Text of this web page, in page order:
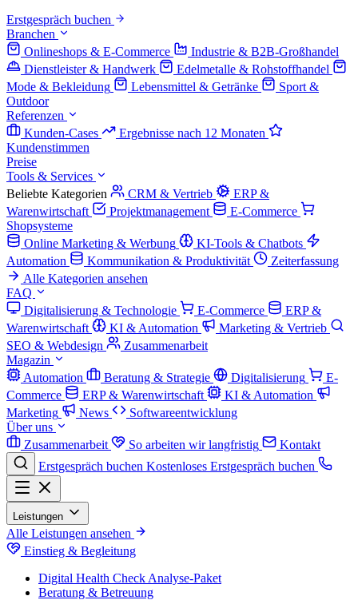
Erstgespräch buchen
Branchen
Onlineshops & E-Commerce
Industrie & B2B-Großhandel
Dienstleister & Handwerk
Edelmetalle & Rohstoffhandel
Mode & Bekleidung
Lebensmittel & Getränke
Sport &
Outdoor
Referenzen
Kunden-Cases
Ergebnisse nach 12 Monaten
Kundenstimmen
Preise
Tools & Services
Beliebte Kategorien
CRM & Vertrieb
ERP &
Warenwirtschaft
Projektmanagement
E-Commerce
Shopsysteme
Online Marketing & Werbung
KI-Tools & Chatbots
Automation
Kommunikation & Produktivität
Zeiterfassung
Alle Kategorien ansehen
FAQ
Digitalisierung & Technologie
E-Commerce
ERP &
Warenwirtschaft
KI & Automation
Marketing & Vertrieb
SEO & Webdesign
Zusammenarbeit
Magazin
Automation
Beratung & Strategie Digitalisierung
E-
Commerce
ERP & Warenwirtschaft
KI & Automation
Marketing
News
Softwareentwicklung
Über uns
Zusammenarbeit
So arbeiten wir langfristig
Kontakt
Erstgespräch buchen Kostenloses Erstgespräch buchen
Leistungen
Alle Leistungen ansehen
Einstieg & Begleitung
Digital Health Check Analyse-Paket
Beratung & Betreuung